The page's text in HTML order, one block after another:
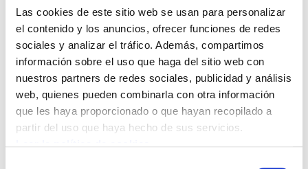
Las cookies de este sitio web se usan para personalizar
el contenido y los anuncios, ofrecer funciones de redes
sociales y analizar el tráfico. Además, compartimos
información sobre el uso que haga del sitio web con
nuestros partners de redes sociales, publicidad y análisis
web, quienes pueden combinarla con otra información
que les haya proporcionado o que hayan recopilado a
partir del uso que haya hecho de sus servicios.
temporal. Efrén lo creyó a pies juntillas: “Nos decían que
era legal, y nosotros nos lo creímos”. Para ELA fue
inaceptable el hecho de querer camuflar y darle una
apariencia normal a aquel fraude. Por ello, realizó una
contracampaña en primavera de 2016, precisamente
para denunciar el fraude tan extendido como el nivel de
eventualidad que existía.
El de Efrén no es un caso aislado, ni tampoco un